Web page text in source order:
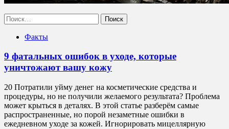
Найти:
Факты
9 фатальных ошибок в уходе, которые
уничтожают вашу кожу
20 Потратили уйму денег на косметические средства и
процедуры, но не получили желаемого результата? Проблема
может крыться в деталях. В этой статье разберём самые
распространенные, но порой незаметные ошибки в
ежедневном уходе за кожей. Игнорировать мицеллярную